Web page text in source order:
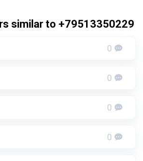
similar to +79513350229
0
0
0
0